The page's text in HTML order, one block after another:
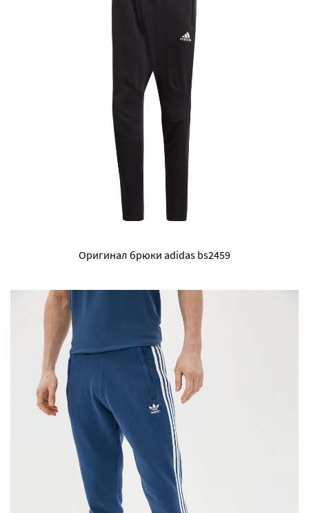
Оригинал брюки adidas bs2459